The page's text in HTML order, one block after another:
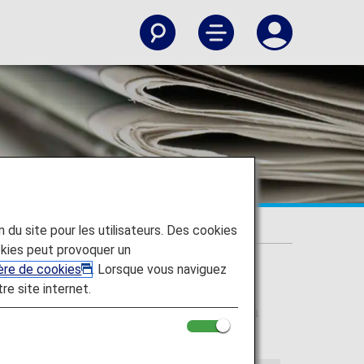
les formalités d'entrée/de départ, la
site pour les utilisateurs. Des cookies
peut provoquer un
de cookies
. Lorsque vous naviguez
site internet.